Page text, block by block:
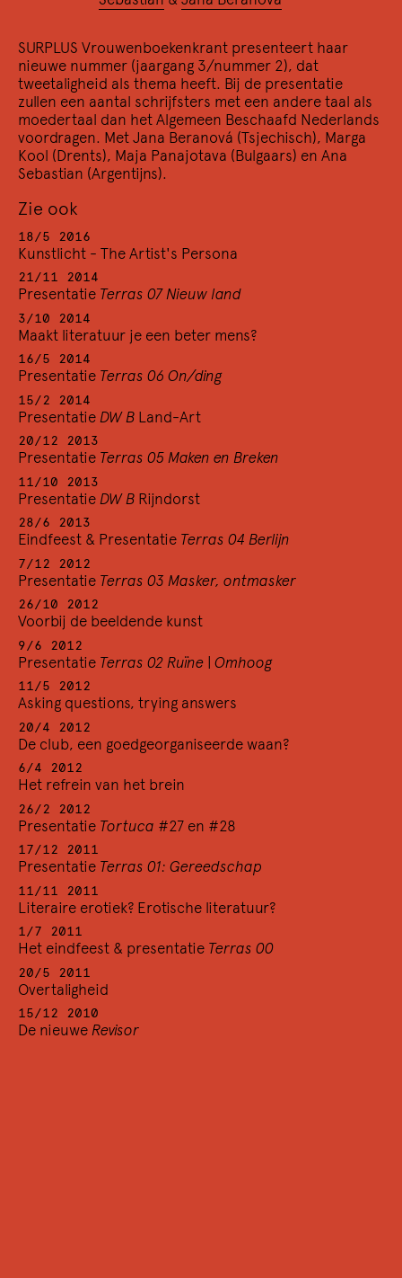
1/1 1990
Nieuwjaarswens
Een voorspoedig 1990
21/12 1989
Surplus Presenteert #4
Fatale Vrouwen
14/12 1989
De Pijnlijke Lust II
8/12 1989
De Pijnlijke Lust I
1/12 1989 — 31/12 1989
De verloren fraktie
De nieuwsbrief van Perdu
24/11 1989
Luchtkastelen #7
Met Martin Bril
20/11 1989
Wat je zegt ben jezelf
Een discussie rond het laatste boek van Michel
Foucault
10/11 1989
Buiten-lands-talig
3/11 1989
Luchtkastelen #6
Met Lollo Nauta
SURPLUS Vrouwenboekenkrant presenteert haar
nieuwe nummer (jaargang 3/nummer 2), dat
tweetaligheid als thema heeft. Bij de presentatie
zullen een aantal schrijfsters met een andere taal als
moedertaal dan het Algemeen Beschaafd Nederlands
voordragen. Met Jana Beranová (Tsjechisch), Marga
Kool (Drents), Maja Panajotava (Bulgaars) en Ana
Sebastian (Argentijns).
Zie ook
18/5 2016
Kunstlicht - The Artist's Persona
21/11 2014
Presentatie Terras 07 Nieuw land
3/10 2014
Maakt literatuur je een beter mens?
16/5 2014
Presentatie Terras 06 On/ding
15/2 2014
Presentatie DW B Land-Art
20/12 2013
Presentatie Terras 05 Maken en Breken
11/10 2013
Presentatie DW B Rijndorst
28/6 2013
Eindfeest & Presentatie Terras 04 Berlijn
7/12 2012
Presentatie Terras 03 Masker, ontmasker
26/10 2012
Voorbij de beeldende kunst
9/6 2012
Presentatie Terras 02 Ruïne | Omhoog
11/5 2012
Asking questions, trying answers
20/4 2012
De club, een goedgeorganiseerde waan?
6/4 2012
Het refrein van het brein
26/2 2012
Presentatie Tortuca #27 en #28
17/12 2011
Presentatie Terras 01: Gereedschap
11/11 2011
Literaire erotiek? Erotische literatuur?
1/7 2011
Het eindfeest & presentatie Terras 00
20/5 2011
Overtaligheid
15/12 2010
De nieuweRevisor